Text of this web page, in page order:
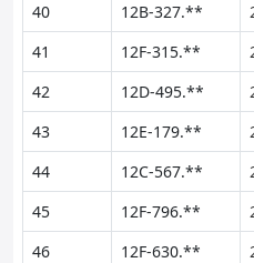
40
12B-327.**
41
12F-315.**
42
12D-495.**
43
12E-179.**
44
12C-567.**
45
12F-796.**
46
12F-630.**